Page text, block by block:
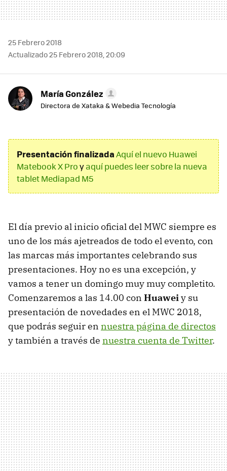
25 Febrero 2018
Actualizado 25 Febrero 2018, 20:09
María González
Directora de Xataka & Webedia Tecnología
Presentación finalizadaAquí el nuevo Huawei
Matebook X Proyaquí puedes leer sobre la nueva
tablet Mediapad M5
El día previo al inicio oficial del MWC siempre es
uno de los más ajetreados de todo el evento, con
las marcas más importantes celebrando sus
presentaciones. Hoy no es una excepción, y
vamos a tener un domingo muy muy completito.
Comenzaremos a las 14.00 con Huaweiy su
presentación de novedades en el MWC 2018,
que podrás seguir en nuestra página de directos
y también a través de nuestra cuenta de Twitter.